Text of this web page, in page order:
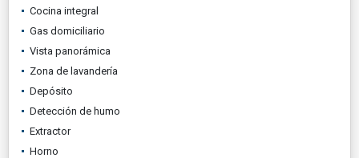
Cocina integral
Gas domiciliario
Vista panorámica
Zona de lavandería
Depósito
Detección de humo
Extractor
Horno